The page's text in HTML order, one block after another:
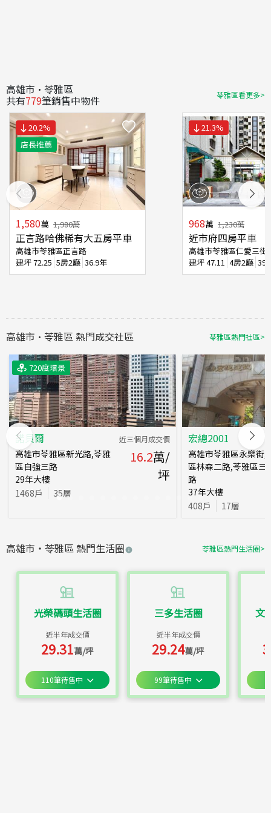
高雄市·苓雅區
共有779筆銷售中物件 苓雅區看更多>
20.2%
店長推薦
1,580萬 1,980萬
正言路哈佛稀有大五房平車
高雄市苓雅區正言路
建坪72.25 5房2廳 36.9年
21.3%
968萬 1,230萬
近市府四房平車
高雄市苓雅區仁愛三街
建坪47.11 4房2廳
高雄市 · 苓雅區 熱門成交社區 苓雅區熱門社區>
諾貝爾 近三個月成交價
高雄市苓雅區新光路,苓雅
區自強三路
29年大樓
1468戶 35層
16.2萬/
坪
宏總2001
高雄市苓雅區永樂街,
區林森二路,苓雅區三
路
37年大樓
408戶 17層
720度環景
720度環景
720度環景
高雄市 ・ 苓雅區 熱門生活圈 苓雅區熱門生活圈>
光榮碼頭生活圈
近半年成交價
29.31萬/坪
110筆待售中
三多生活圈
近半年成交價
29.24萬/坪
99筆待售中
文